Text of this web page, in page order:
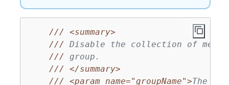
///
<summary>
/// Disable the collection of metric
/// group.
///
</summary>
///
<param name="groupName">The